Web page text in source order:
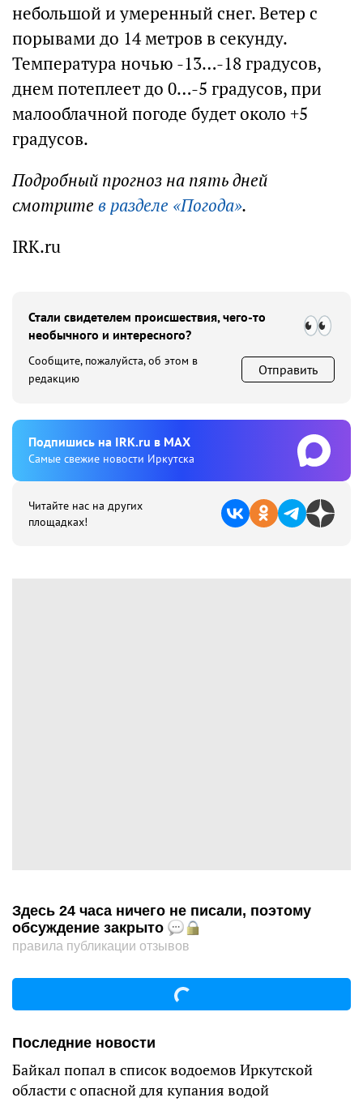
небольшой и умеренный снег. Ветер с
порывами до 14 метров в секунду.
Температура ночью -13…-18 градусов,
днем потеплеет до 0…-5 градусов, при
малооблачной погоде будет около +5
градусов.
Подробный прогноз на пять дней
смотрите в разделе «Погода».
IRK.ru
Стали свидетелем происшествия, чего-то
необычного и интересного?
Сообщите, пожалуйста, об этом в
редакцию
Отправить
Подпишиcь на IRK.ru в MAX
Cамые свежие новости Иркутска
Читайте нас на других
площадках!
Здесь 24 часа ничего не писали, поэтому
обсуждение закрыто
правила публикации отзывов
Последние новости
Байкал попал в список водоемов Иркутской
области с опасной для купания водой